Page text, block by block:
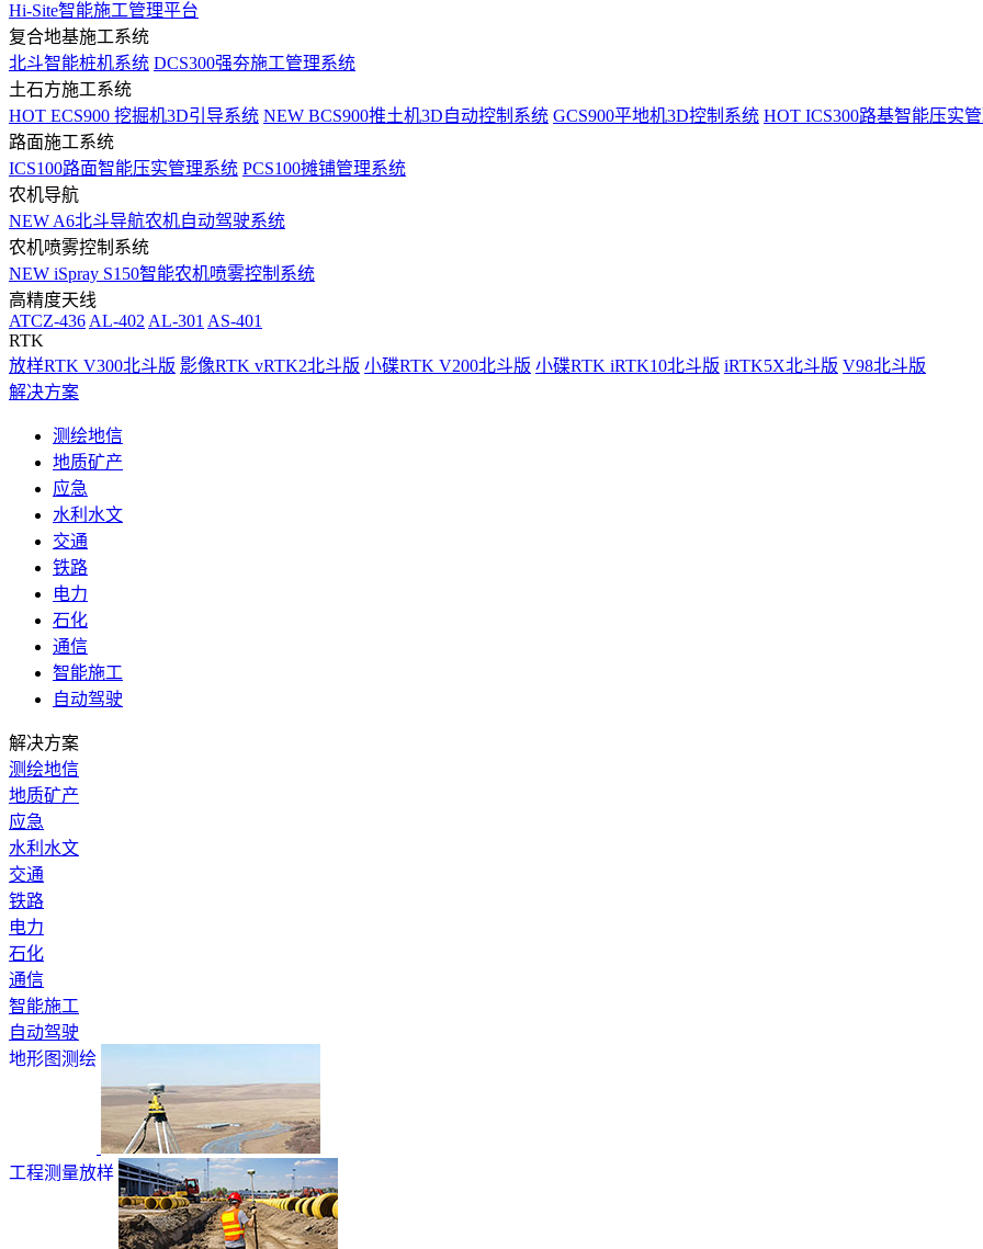
Hi-Site智能施工管理平台
复合地基施工系统
北斗智能桩机系统 DCS300强夯施工管理系统
土石方施工系统
HOT ECS900 挖掘机3D引导系统 NEW BCS900推土机3D自动控制系统 GCS900平地机3D控制系统 HOT ICS300路基智能压实
路面施工系统
ICS100路面智能压实管理系统 PCS100摊铺管理系统
农机导航
NEW A6北斗导航农机自动驾驶系统
农机喷雾控制系统
NEW iSpray S150智能农机喷雾控制系统
高精度天线
ATCZ-436 AL-402 AL-301 AS-401
RTK
放样RTK V300北斗版 影像RTK vRTK2北斗版 小碟RTK V200北斗版 小碟RTK iRTK10北斗版 iRTK5X北斗版 V98北斗版
解决方案
测绘地信
地质矿产
应急
水利水文
交通
铁路
电力
石化
通信
智能施工
自动驾驶
解决方案
测绘地信
地质矿产
应急
水利水文
交通
铁路
电力
石化
通信
智能施工
自动驾驶
地形图测绘
工程测量放样